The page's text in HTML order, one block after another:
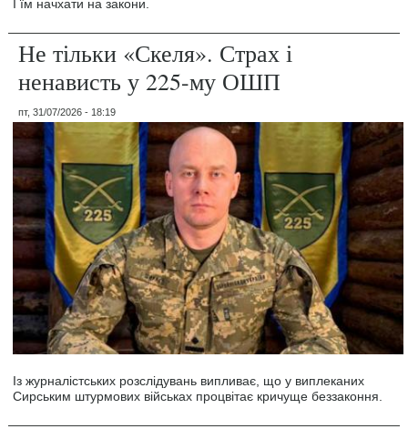
І їм начхати на закони.
Не тільки «Скеля». Страх і
ненависть у 225-му ОШП
пт, 31/07/2026 - 18:19
Із журналістських розслідувань випливає, що у виплеканих
Сирським штурмових військах процвітає кричуще беззаконня.